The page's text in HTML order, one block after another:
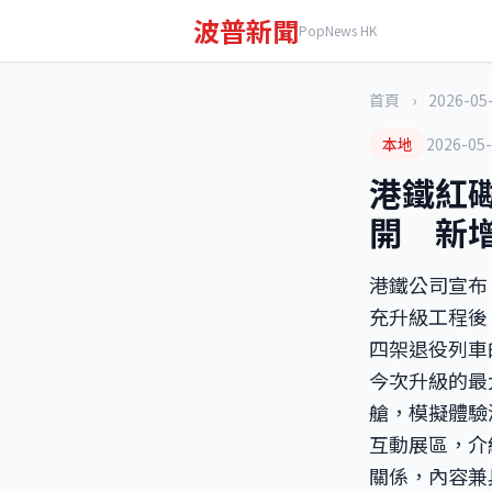
波普新聞PopNews HK
首頁 › 2026-
本地
2026-
港鐵紅
開 新
港鐵公司宣
充升級工程
四架退役列
今次升級的
艙，模擬體
互動展區，
關係，內容